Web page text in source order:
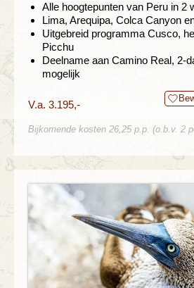
Alle hoogtepunten van Peru in 2
Lima, Arequipa, Colca Canyon
Uitgebreid programma Cusco,
Picchu
Deelname aan Camino Real, 2-
mogelijk
V.a. 3.195,-
Bijkomende kosten 26,25 p.p. (o.b.v. 2